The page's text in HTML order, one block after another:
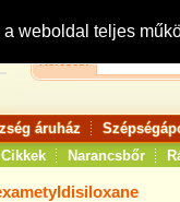
weboldal teljes
Keresés:
áruház
Cikkek Narancsbőr